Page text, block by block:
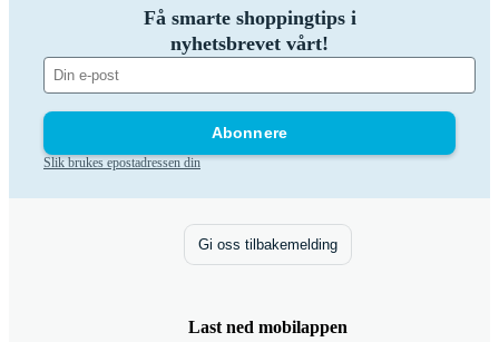
Få smarte shoppingtips i
nyhetsbrevet vårt!
Abonnere
Slik brukes epostadressen din
Gi oss tilbakemelding
Last ned mobilappen